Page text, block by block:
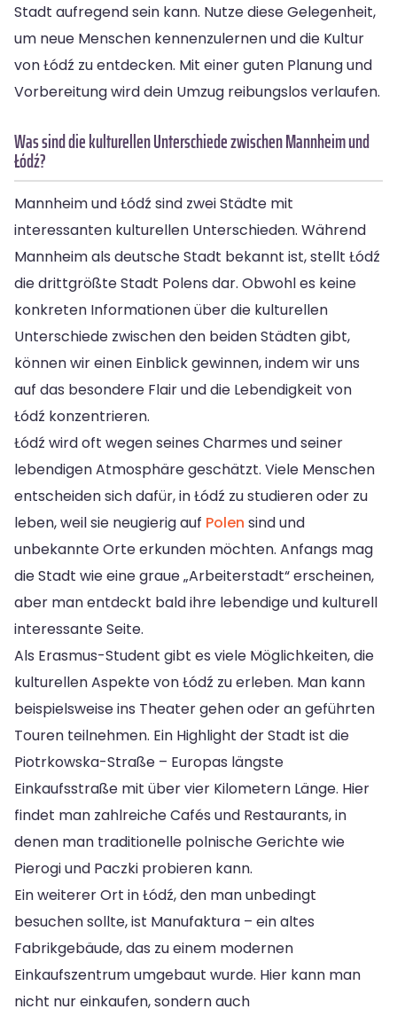
Stadt aufregend sein kann. Nutze diese Gelegenheit,
um neue Menschen kennenzulernen und die Kultur
von Łódź zu entdecken. Mit einer guten Planung und
Vorbereitung wird dein Umzug reibungslos verlaufen.
Was sind die kulturellen Unterschiede zwischen Mannheim und
Łódź?
Mannheim und Łódź sind zwei Städte mit
interessanten kulturellen Unterschieden. Während
Mannheim als deutsche Stadt bekannt ist, stellt Łódź
die drittgrößte Stadt Polens dar. Obwohl es keine
konkreten Informationen über die kulturellen
Unterschiede zwischen den beiden Städten gibt,
können wir einen Einblick gewinnen, indem wir uns
auf das besondere Flair und die Lebendigkeit von
Łódź konzentrieren.
Łódź wird oft wegen seines Charmes und seiner
lebendigen Atmosphäre geschätzt. Viele Menschen
entscheiden sich dafür, in Łódź zu studieren oder zu
leben, weil sie neugierig auf Polen sind und
unbekannte Orte erkunden möchten. Anfangs mag
die Stadt wie eine graue „Arbeiterstadt“ erscheinen,
aber man entdeckt bald ihre lebendige und kulturell
interessante Seite.
Als Erasmus-Student gibt es viele Möglichkeiten, die
kulturellen Aspekte von Łódź zu erleben. Man kann
beispielsweise ins Theater gehen oder an geführten
Touren teilnehmen. Ein Highlight der Stadt ist die
Piotrkowska-Straße – Europas längste
Einkaufsstraße mit über vier Kilometern Länge. Hier
findet man zahlreiche Cafés und Restaurants, in
denen man traditionelle polnische Gerichte wie
Pierogi und Paczki probieren kann.
Ein weiterer Ort in Łódź, den man unbedingt
besuchen sollte, ist Manufaktura – ein altes
Fabrikgebäude, das zu einem modernen
Einkaufszentrum umgebaut wurde. Hier kann man
nicht nur einkaufen, sondern auch